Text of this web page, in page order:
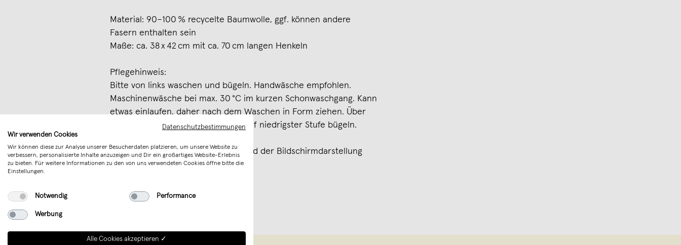
Material: 90–100 % recycelte Baumwolle, ggf. können andere
Fasern enthalten sein
Maße: ca. 38 x 42 cm mit ca. 70 cm langen Henkeln
Pflegehinweis:
Bitte von links waschen und bügeln. Handwäsche empfohlen.
Maschinenwäsche bei max. 30 °C im kurzen Schonwaschgang. Kann
etwas einlaufen, daher nach dem Waschen in Form ziehen. Über
das Druckmotiv nur von links und auf niedrigster Stufe bügeln.
Hinweis: Farbabweichungen aufgrund der Bildschirmdarstellung
möglich.
Datenschutzbestimmungen
Wir verwenden Cookies
Wir können diese zur Analyse unserer Besucherdaten platzieren, um unsere Website zu
verbessern, personalisierte Inhalte anzuzeigen und Dir ein großartiges Website-Erlebnis
zu bieten. Für weitere Informationen zu den von uns verwendeten Cookies öffne bitte die
Einstellungen.
Notwendig Performance
Werbung
Alle Cookies akzeptieren ✓